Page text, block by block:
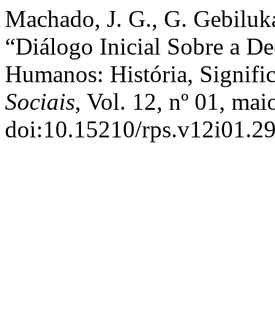
Machado, J. G., G.
“Diálogo Inicial Sobre a
Humanos: História,
Sociais, Vol. 12, nº 01,
doi:10.15210/